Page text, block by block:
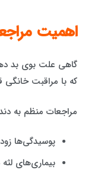
اهمیت
گاهی علت بوی بد
که با مراقبت
مراجعات منظم به
پوسیدگی‌ها
بیماری‌های